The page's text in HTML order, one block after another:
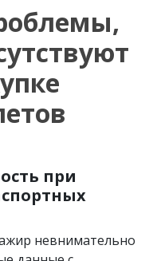
при
невнимательно